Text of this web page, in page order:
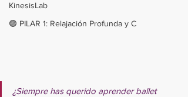
KinesisLab
🟣 PILAR 1: Relajación Profunda y C
¿Siempre has querido aprender ballet